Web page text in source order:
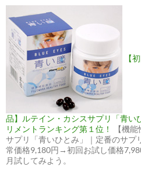
【
品】ルテイン・カシスサプリ「青い
リメントランキング第１位！
【機
サプリ「青いひとみ」｜定番のサプ
常価格9,180円→初回お試し価格
月試してみよう。